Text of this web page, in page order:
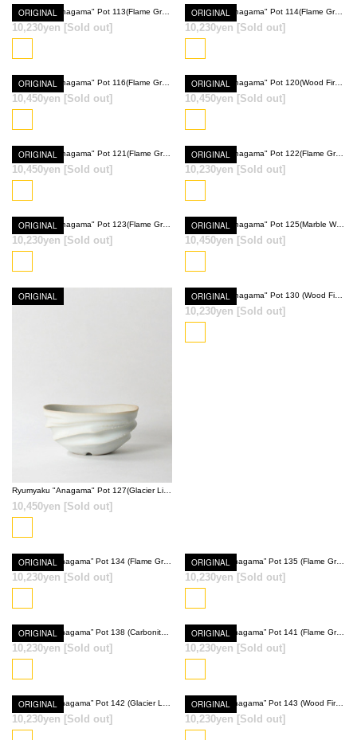
ORIGINAL Ryumyaku "Anagama" Pot 113(Flame Gray)
10,230yen [Sold out]
ORIGINAL Ryumyaku "Anagama" Pot 114(Flame Gray)
10,230yen [Sold out]
ORIGINAL Ryumyaku "Anagama" Pot 116(Flame Gray)
10,450yen [Sold out]
ORIGINAL Ryumyaku "Anagama" Pot 120(Wood Fired Red)
10,450yen [Sold out]
ORIGINAL Ryumyaku "Anagama" Pot 121(Flame Gray)
10,450yen [Sold out]
ORIGINAL Ryumyaku "Anagama" Pot 122(Flame Gray)
10,230yen [Sold out]
ORIGINAL Ryumyaku "Anagama" Pot 123(Flame Gray)
10,230yen [Sold out]
ORIGINAL Ryumyaku "Anagama" Pot 125(Marble White)
10,450yen [Sold out]
ORIGINAL
10,450yen [Sold out]
ORIGINAL
10,230yen [Sold out]
ORIGINAL Ryumyaku ”Anagama” Pot 134 (Flame Gray + Wood Fired Red)
10,230yen [Sold out]
ORIGINAL Ryumyaku ”Anagama” Pot 135 (Flame Gray × Glacier Light Blue)
10,230yen [Sold out]
ORIGINAL
10,230yen [Sold out]
ORIGINAL Ryumyaku ”Anagama” Pot 141 (Flame Gray)
10,230yen [Sold out]
ORIGINAL
10,230yen [Sold out]
ORIGINAL Ryumyaku ”Anagama” Pot 143 (Wood Fired Red)
10,230yen [Sold out]